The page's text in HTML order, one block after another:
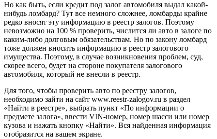
Но как быть, если кредит под залог автомобиля выдал какой-
нибудь ломбард? Тут все немного сложнее, ломбарды крайне
редко вносят эту информацию в реестр залогов. Поэтому
невозможно на 100 % проверить, числится ли авто в залоге по
каким-либо долговым обязательствам. Но по закону ломбард
тоже должен вносить информацию в реестр залогового
имущества. Поэтому, в случае возникновения проблем, суд,
скорее всего, будет на стороне покупателя залогового
автомобиля, который не внесли в реестр.
Для того, чтобы проверить авто по реестру залогов,
необходимо зайти на сайт www.reestr-zalogov.ru в раздел
«Найти в реестре», выбрать пункт «По информации о
предмете залога», ввести VIN-номер, номер шасси или номер
кузова и нажать кнопку «Найти». Вся найденная информация
отобразится на вашем экране.